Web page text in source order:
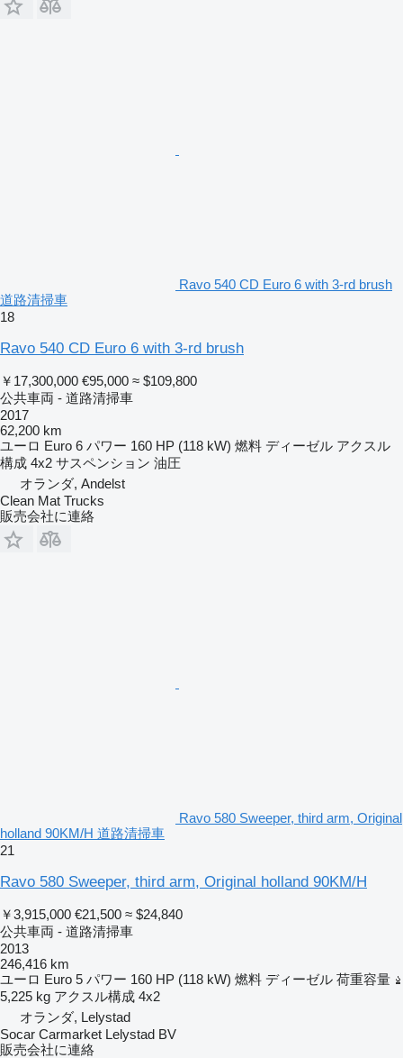
Ravo 540 CD Euro 6 with 3-rd brush
道路清掃車
18
Ravo 540 CD Euro 6 with 3-rd brush
￥17,300,000 €95,000 ≈ $109,800
公共車両 - 道路清掃車
2017
62,200 km
ユーロ Euro 6 パワー 160 HP (118 kW) 燃料 ディーゼル アクスル
構成 4x2 サスペンション 油圧
オランダ, Andelst
Clean Mat Trucks
販売会社に連絡
Ravo 580 Sweeper, third arm, Original
holland 90KM/H 道路清掃車
21
Ravo 580 Sweeper, third arm, Original holland 90KM/H
￥3,915,000 €21,500 ≈ $24,840
公共車両 - 道路清掃車
2013
246,416 km
ユーロ Euro 5 パワー 160 HP (118 kW) 燃料 ディーゼル 荷重容量
5,225 kg アクスル構成 4x2
オランダ, Lelystad
Socar Carmarket Lelystad BV
販売会社に連絡